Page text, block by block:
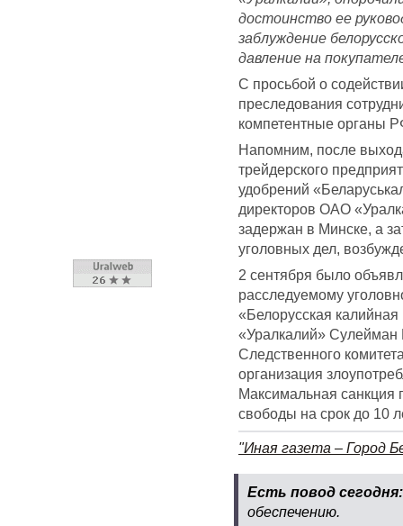
достоинство ее
заблуждение
давление на
С просьбой о
преследования
компетентные органы
Напомним, после
трейдерского
удобрений
директоров ОАО
задержан в Минске, а
уголовных дел,
2 сентября было
расследуемому
«Белорусская
«Уралкалий»
Следственного
организация
Максимальная санкция
свободы на срок до 10
"Иная газета – Город
Есть повод
обеспечению.